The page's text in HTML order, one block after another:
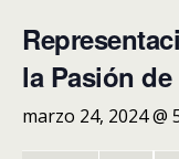
la Pasión
marzo 24, 2024 @